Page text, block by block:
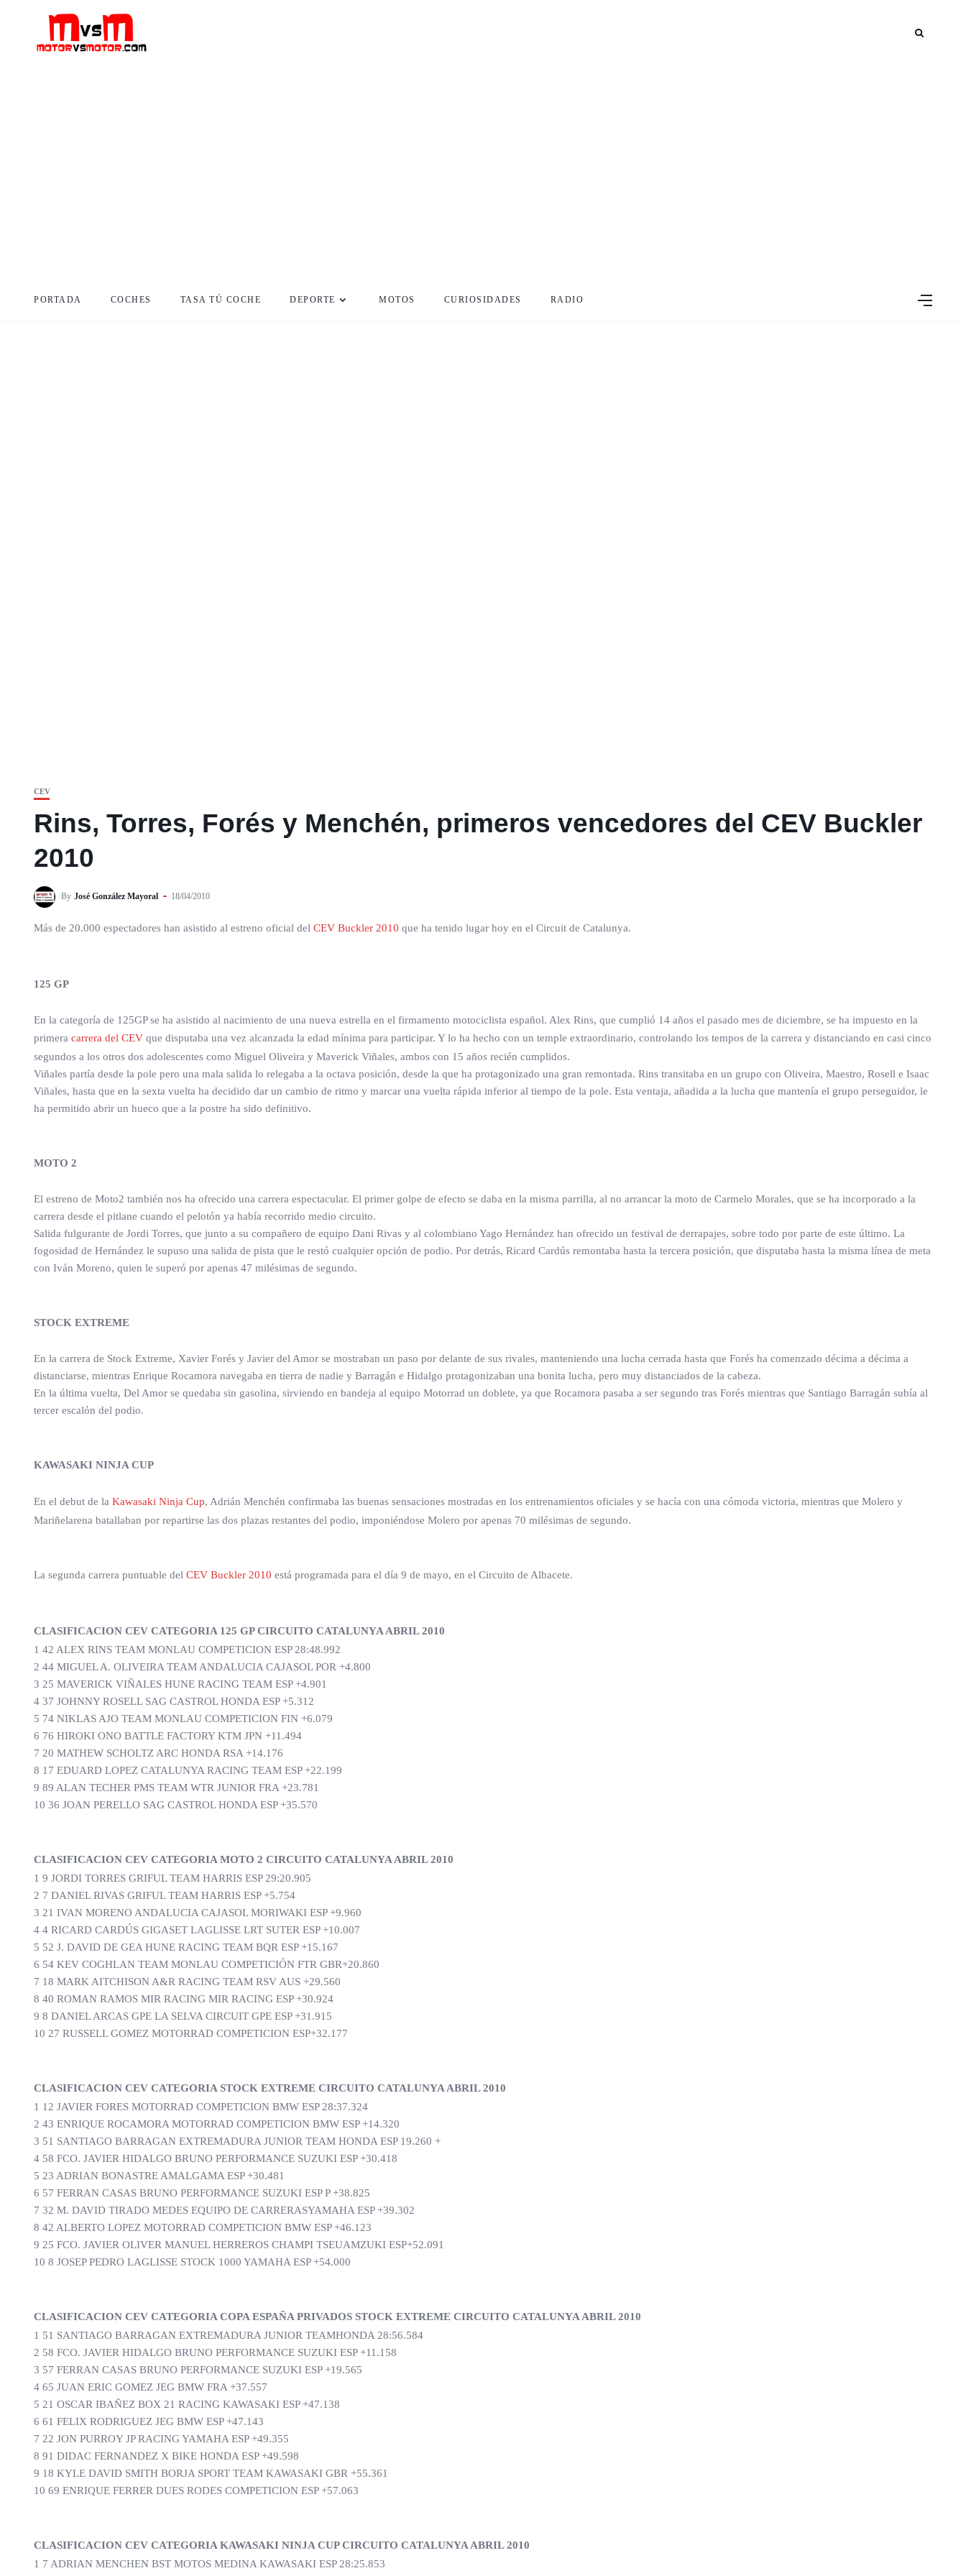
PORTADA COCHES TASA TÚ COCHE DEPORTE MOTOS CURIOSIDADES RADIO
CEV
Rins, Torres, Forés y Menchén, primeros vencedores del CEV Buckler
2010
By José González Mayoral 18/04/2010
Más de 20.000 espectadores han asistido al estreno oficial del CEV Buckler 2010 que ha tenido lugar hoy en el Circuit de Catalunya.
125 GP
En la categoría de 125GP se ha asistido al nacimiento de una nueva estrella en el firmamento motociclista español. Alex Rins, que cumplió 14 años el pasado mes de diciembre, se ha impuesto en la
primera carrera del CEV que disputaba una vez alcanzada la edad mínima para participar. Y lo ha hecho con un temple extraordinario, controlando los tempos de la carrera y distanciando en casi cinco
segundos a los otros dos adolescentes como Miguel Oliveira y Maverick Viñales, ambos con 15 años recién cumplidos.
Viñales partía desde la pole pero una mala salida lo relegaba a la octava posición, desde la que ha protagonizado una gran remontada. Rins transitaba en un grupo con Oliveira, Maestro, Rosell e Isaac
Viñales, hasta que en la sexta vuelta ha decidido dar un cambio de ritmo y marcar una vuelta rápida inferior al tiempo de la pole. Esta ventaja, añadida a la lucha que mantenía el grupo perseguidor, le
ha permitido abrir un hueco que a la postre ha sido definitivo.
MOTO 2
El estreno de Moto2 también nos ha ofrecido una carrera espectacular. El primer golpe de efecto se daba en la misma parrilla, al no arrancar la moto de Carmelo Morales, que se ha incorporado a la
carrera desde el pitlane cuando el pelotón ya había recorrido medio circuito.
Salida fulgurante de Jordi Torres, que junto a su compañero de equipo Dani Rivas y al colombiano Yago Hernández han ofrecido un festival de derrapajes, sobre todo por parte de este último. La
fogosidad de Hernández le supuso una salida de pista que le restó cualquier opción de podio. Por detrás, Ricard Cardús remontaba hasta la tercera posición, que disputaba hasta la misma línea de meta
con Iván Moreno, quien le superó por apenas 47 milésimas de segundo.
STOCK EXTREME
En la carrera de Stock Extreme, Xavier Forés y Javier del Amor se mostraban un paso por delante de sus rivales, manteniendo una lucha cerrada hasta que Forés ha comenzado décima a décima a
distanciarse, mientras Enrique Rocamora navegaba en tierra de nadie y Barragán e Hidalgo protagonizaban una bonita lucha, pero muy distanciados de la cabeza.
En la última vuelta, Del Amor se quedaba sin gasolina, sirviendo en bandeja al equipo Motorrad un doblete, ya que Rocamora pasaba a ser segundo tras Forés mientras que Santiago Barragán subía al
tercer escalón del podio.
KAWASAKI NINJA CUP
En el debut de la Kawasaki Ninja Cup, Adrián Menchén confirmaba las buenas sensaciones mostradas en los entrenamientos oficiales y se hacía con una cómoda victoria, mientras que Molero y
Mariñelarena batallaban por repartirse las dos plazas restantes del podio, imponiéndose Molero por apenas 70 milésimas de segundo.
La segunda carrera puntuable del CEV Buckler 2010 está programada para el día 9 de mayo, en el Circuito de Albacete.
CLASIFICACION CEV CATEGORIA 125 GP CIRCUITO CATALUNYA ABRIL 2010
1 42 ALEX RINS TEAM MONLAU COMPETICION ESP 28:48.992
2 44 MIGUEL A. OLIVEIRA TEAM ANDALUCIA CAJASOL POR +4.800
3 25 MAVERICK VIÑALES HUNE RACING TEAM ESP +4.901
4 37 JOHNNY ROSELL SAG CASTROL HONDA ESP +5.312
5 74 NIKLAS AJO TEAM MONLAU COMPETICION FIN +6.079
6 76 HIROKI ONO BATTLE FACTORY KTM JPN +11.494
7 20 MATHEW SCHOLTZ ARC HONDA RSA +14.176
8 17 EDUARD LOPEZ CATALUNYA RACING TEAM ESP +22.199
9 89 ALAN TECHER PMS TEAM WTR JUNIOR FRA +23.781
10 36 JOAN PERELLO SAG CASTROL HONDA ESP +35.570
CLASIFICACION CEV CATEGORIA MOTO 2 CIRCUITO CATALUNYA ABRIL 2010
1 9 JORDI TORRES GRIFUL TEAM HARRIS ESP 29:20.905
2 7 DANIEL RIVAS GRIFUL TEAM HARRIS ESP +5.754
3 21 IVAN MORENO ANDALUCIA CAJASOL MORIWAKI ESP +9.960
4 4 RICARD CARDÚS GIGASET LAGLISSE LRT SUTER ESP +10.007
5 52 J. DAVID DE GEA HUNE RACING TEAM BQR ESP +15.167
6 54 KEV COGHLAN TEAM MONLAU COMPETICIÓN FTR GBR+20.860
7 18 MARK AITCHISON A&R RACING TEAM RSV AUS +29.560
8 40 ROMAN RAMOS MIR RACING MIR RACING ESP +30.924
9 8 DANIEL ARCAS GPE LA SELVA CIRCUIT GPE ESP +31.915
10 27 RUSSELL GOMEZ MOTORRAD COMPETICION ESP+32.177
CLASIFICACION CEV CATEGORIA STOCK EXTREME CIRCUITO CATALUNYA ABRIL 2010
1 12 JAVIER FORES MOTORRAD COMPETICION BMW ESP 28:37.324
2 43 ENRIQUE ROCAMORA MOTORRAD COMPETICION BMW ESP +14.320
3 51 SANTIAGO BARRAGAN EXTREMADURA JUNIOR TEAM HONDA ESP 19.260 +
4 58 FCO. JAVIER HIDALGO BRUNO PERFORMANCE SUZUKI ESP +30.418
5 23 ADRIAN BONASTRE AMALGAMA ESP +30.481
6 57 FERRAN CASAS BRUNO PERFORMANCE SUZUKI ESP P +38.825
7 32 M. DAVID TIRADO MEDES EQUIPO DE CARRERASYAMAHA ESP +39.302
8 42 ALBERTO LOPEZ MOTORRAD COMPETICION BMW ESP +46.123
9 25 FCO. JAVIER OLIVER MANUEL HERREROS CHAMPI TSEUAMZUKI ESP+52.091
10 8 JOSEP PEDRO LAGLISSE STOCK 1000 YAMAHA ESP +54.000
CLASIFICACION CEV CATEGORIA COPA ESPAÑA PRIVADOS STOCK EXTREME CIRCUITO CATALUNYA ABRIL 2010
1 51 SANTIAGO BARRAGAN EXTREMADURA JUNIOR TEAMHONDA 28:56.584
2 58 FCO. JAVIER HIDALGO BRUNO PERFORMANCE SUZUKI ESP +11.158
3 57 FERRAN CASAS BRUNO PERFORMANCE SUZUKI ESP +19.565
4 65 JUAN ERIC GOMEZ JEG BMW FRA +37.557
5 21 OSCAR IBAÑEZ BOX 21 RACING KAWASAKI ESP +47.138
6 61 FELIX RODRIGUEZ JEG BMW ESP +47.143
7 22 JON PURROY JP RACING YAMAHA ESP +49.355
8 91 DIDAC FERNANDEZ X BIKE HONDA ESP +49.598
9 18 KYLE DAVID SMITH BORJA SPORT TEAM KAWASAKI GBR +55.361
10 69 ENRIQUE FERRER DUES RODES COMPETICION ESP +57.063
CLASIFICACION CEV CATEGORIA KAWASAKI NINJA CUP CIRCUITO CATALUNYA ABRIL 2010
1 7 ADRIAN MENCHEN BST MOTOS MEDINA KAWASAKI ESP 28:25.853